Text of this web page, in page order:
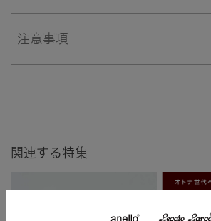
注意事項
関連する特集